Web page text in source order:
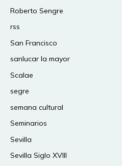
Roberto Sengre
rss
San Francisco
sanlucar la mayor
Scalae
segre
semana cultural
Seminarios
Sevilla
Sevilla Siglo XVIII